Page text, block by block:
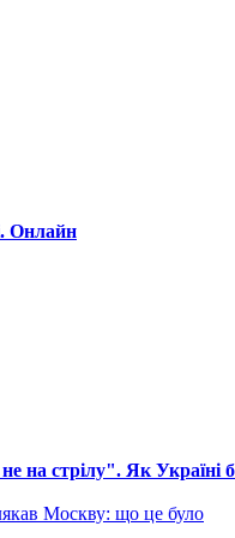
Онлайн
на стрілу". Як Україні
Москву: що це було